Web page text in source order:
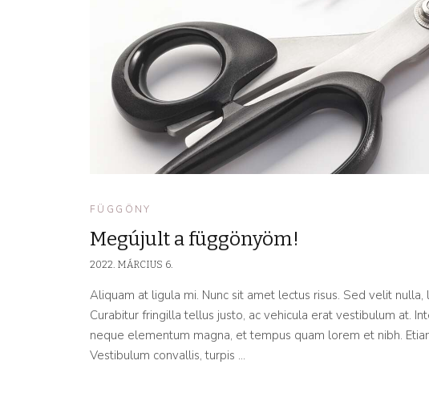
FÜGGÖNY
Megújult a függönyöm!
2022. MÁRCIUS 6.
Aliquam at ligula mi. Nunc sit amet lectus risus. Sed velit
Curabitur fringilla tellus justo, ac vehicula erat vestibulum at.
neque elementum magna, et tempus quam lorem et nibh.
Vestibulum convallis, turpis …